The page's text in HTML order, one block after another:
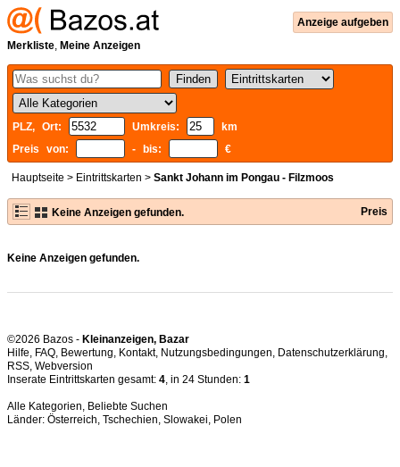
Anzeige aufgeben
Merkliste, Meine Anzeigen
PLZ, Ort: Umkreis:
km
Preis von:
- bis: €
Hauptseite > Eintrittskarten > Sankt Johann im Pongau - Filzmoos
Keine Anzeigen gefunden. Preis
Keine Anzeigen gefunden.
©2026 Bazos - Kleinanzeigen, Bazar
Hilfe, FAQ, Bewertung, Kontakt, Nutzungsbedingungen, Datenschutzerklärung,
RSS,
Inserate Eintrittskarten gesamt: 4, in 24 Stunden: 1
Alle Kategorien, Beliebte Suchen
Länder: Österreich, Tschechien, Slowakei, Polen